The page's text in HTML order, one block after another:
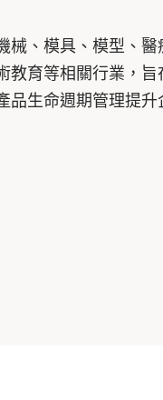
械、模具、模型、醫
教育等相關行業，旨
品生命週期管理提升